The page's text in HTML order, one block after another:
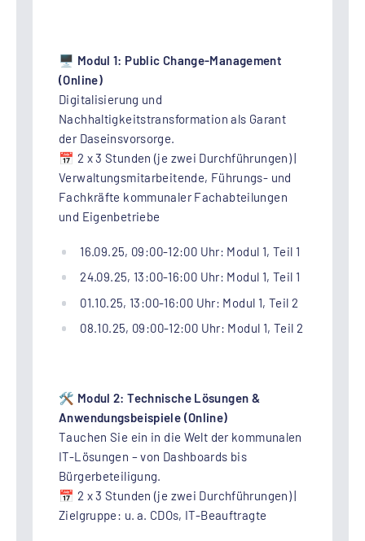
🖥️ Modul 1: Public Change-Management
(Online)
Digitalisierung und
Nachhaltigkeitstransformation als Garant
der Daseinsvorsorge.
📅 2 x 3 Stunden (je zwei Durchführungen) |
Verwaltungsmitarbeitende, Führungs- und
Fachkräfte kommunaler Fachabteilungen
und Eigenbetriebe
16.09.25, 09:00-12:00 Uhr: Modul 1, Teil 1
24.09.25, 13:00-16:00 Uhr: Modul 1, Teil 1
01.10.25, 13:00-16:00 Uhr: Modul 1, Teil 2
08.10.25, 09:00-12:00 Uhr: Modul 1, Teil 2
🛠️ Modul 2: Technische Lösungen &
Anwendungsbeispiele (Online)
Tauchen Sie ein in die Welt der kommunalen
IT-Lösungen – von Dashboards bis
Bürgerbeteiligung.
📅 2 x 3 Stunden (je zwei Durchführungen) |
Zielgruppe: u. a. CDOs, IT-Beauftragte